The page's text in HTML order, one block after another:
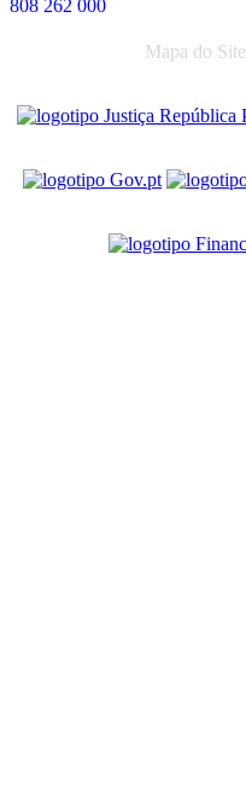
808 262 000
Mapa do Site